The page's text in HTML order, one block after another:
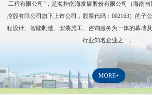
工程有限公司”，是海控南海发展股份有限公司（海南
控股有限公司旗下上市公司，股票代码： 002163）的子
程设计、智能制造、安装施工、咨询服务为一体的幕墙
行业知名企业之一。
MORE+